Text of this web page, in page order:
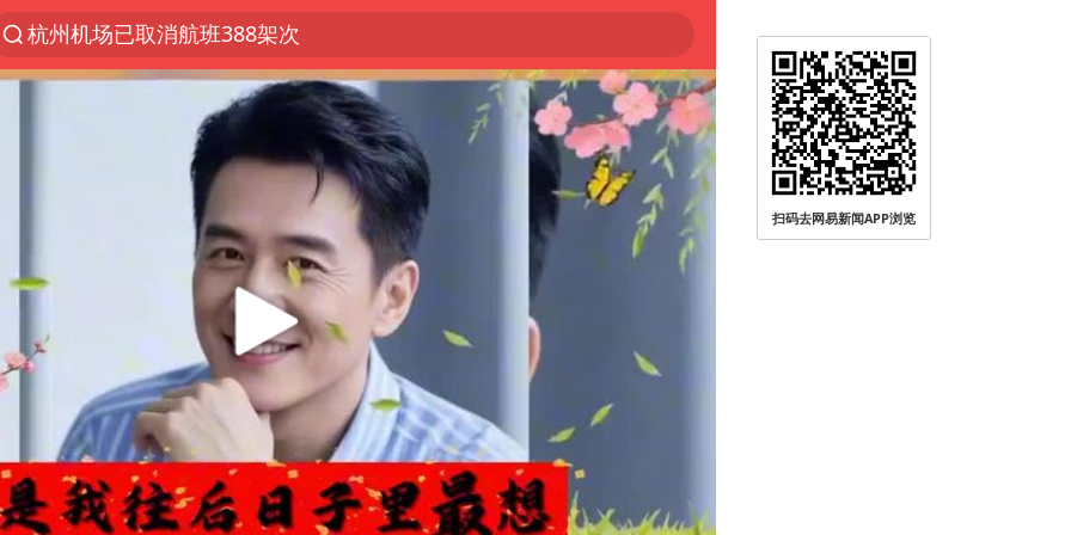
杭州机场已取消航班388架次
《披荆斩棘2026》阵容官宣
白海豚北上或致京津冀暴雨
中国第1高楼阻尼器摆动明显
上海有出现龙卷潜势
国足U17与阿森纳决赛取消 并列冠军
2025年小学教师减少13.19万
王艺迪2-4不敌张本美和止步4强
上门女婿出轨女邻居多年被判重婚罪
上海大部迎大暴雨
女子发现前夫婚内与第三者育子
扫码去网易新闻APP浏览